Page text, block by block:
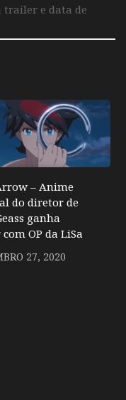
trailer e data de
– Anime
do diretor de
ganha
OP da LiSa
27, 2020